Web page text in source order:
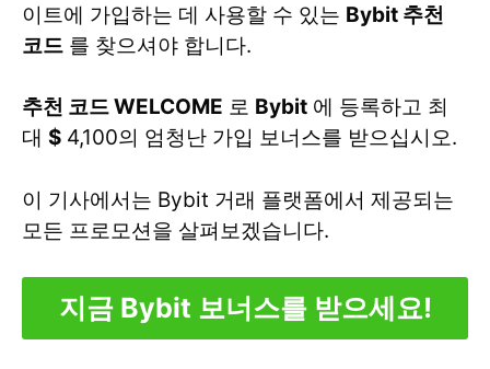
이트에 가입하는 데 사용할 수 있는 Bybit 추천
코드 를 찾으셔야 합니다.
추천 코드 WELCOME 로 Bybit 에 등록하고 최
대 $ 4,100의 엄청난 가입 보너스를 받으십시오.
이 기사에서는 Bybit 거래 플랫폼에서 제공되는
모든 프로모션을 살펴보겠습니다.
지금 Bybit 보너스를 받으세요!